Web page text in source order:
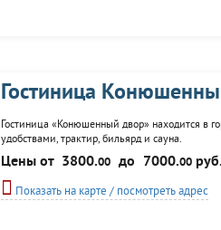
Гостиница
Гостиница «Конюшенный двор» находится в
удобствами, трактир, бильярд и сауна.
Цены от 3800.00 до 7000.00
Показать на карте / посмотреть адрес